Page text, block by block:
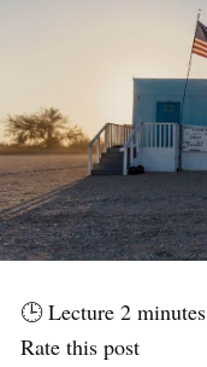
🕒 Lecture 2 minutes
Rate this post